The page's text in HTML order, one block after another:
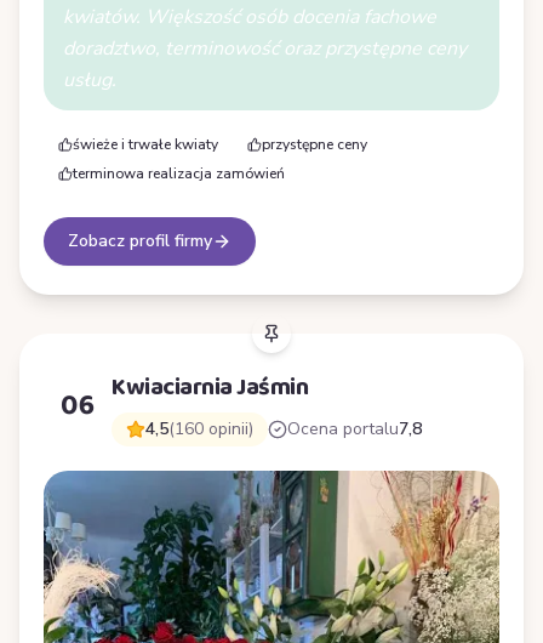
kwiatów. Większość osób docenia fachowe
doradztwo, terminowość oraz przystępne ceny
usług.
świeże i trwałe kwiaty
przystępne ceny
terminowa realizacja zamówień
Zobacz profil firmy
06 Kwiaciarnia Jaśmin
4,5(160 opinii) Ocena portalu7,8